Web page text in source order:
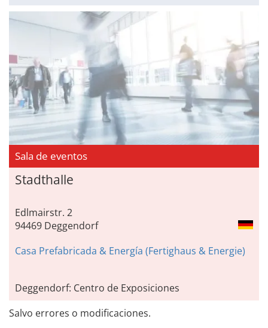
Sala de eventos
Stadthalle
Edlmairstr. 2
94469 Deggendorf
Casa Prefabricada & Energía (Fertighaus & Energie)
Deggendorf: Centro de Exposiciones
Salvo errores o modificaciones.